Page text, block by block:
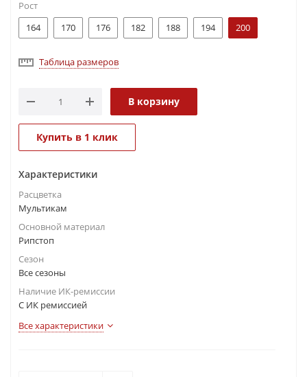
Рост
164
170 176 182 188 194 200
Таблица размеров
В корзину
Купить в 1 клик
Характеристики
Расцветка
Мультикам
Основной материал
Рипстоп
Сезон
Все сезоны
Наличие ИК-ремиссии
С ИК ремиссией
Все характеристики